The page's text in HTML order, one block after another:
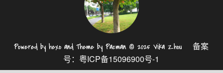
Powered byhexo and Theme byPacman © 2025Vika Zhou
备案
号： 粤ICP备15096900号-1